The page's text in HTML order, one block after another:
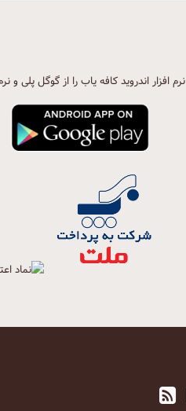
نرم افزار اندروید کافه یاب را از گوگل پلی و